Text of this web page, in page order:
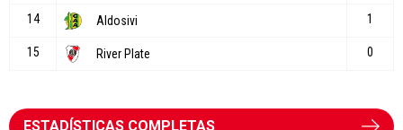
ESTADÍSTICAS COMPLETAS